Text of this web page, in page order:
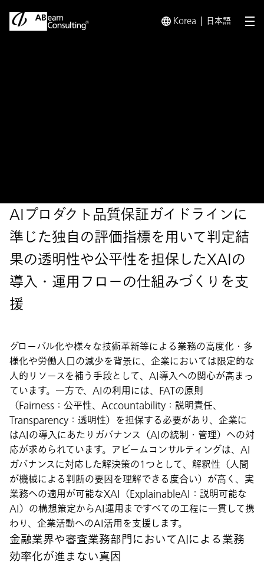
Korea 日本語 メ
AIプロダクト品質保証ガイドラインに
準じた独自の評価指標を用いて判定結
果の透明性や公平性を担保したXAIの
導入・運用フローの仕組みづくりを支
援
グローバル化や様々な技術革新等による業務の高度化・多
様化や労働人口の減少を背景に、企業においては限定的な
人的リソースを補う手段として、AI導入への関心が高まっ
ています。一方で、AIの利用には、FATの原則
（Fairness：公平性、Accountability：説明責任、
Transparency：透明性）を担保する必要があり、企業に
はAIの導入にあたりガバナンス（AIの統制・管理）への対
応が求められています。アビームコンサルティングは、AI
ガバナンスに対応した解決策の1つとして、解釈性（人間
が機械による判断の要因を理解できる度合い）が高く、実
業務への適用が可能なXAI（ExplainableAI：説明可能な
AI）の構想策定からAI運用まですべての工程に一貫して携
わり、企業活動へのAI活用を支援します。
金融業界や審査業務部門においてAIによる業務
効率化が進まない真因